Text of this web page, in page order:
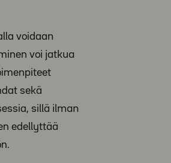
voidaan
voi jatkua
sekä
sillä ilman
edellyttää